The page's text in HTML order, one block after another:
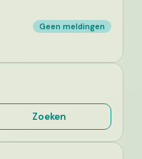
Geen meldingen
Zoeken